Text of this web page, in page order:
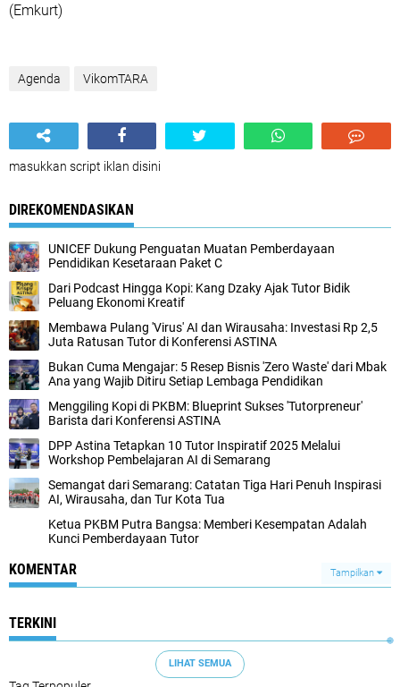
(Emkurt)
Agenda VikomTARA
masukkan script iklan disini
DIREKOMENDASIKAN
UNICEF Dukung Penguatan Muatan Pemberdayaan
Pendidikan Kesetaraan Paket C
Dari Podcast Hingga Kopi: Kang Dzaky Ajak Tutor Bidik
Peluang Ekonomi Kreatif
Membawa Pulang 'Virus' AI dan Wirausaha: Investasi Rp 2,5
Juta Ratusan Tutor di Konferensi ASTINA
Bukan Cuma Mengajar: 5 Resep Bisnis 'Zero Waste' dari Mbak
Ana yang Wajib Ditiru Setiap Lembaga Pendidikan
Menggiling Kopi di PKBM: Blueprint Sukses 'Tutorpreneur'
Barista dari Konferensi ASTINA
DPP Astina Tetapkan 10 Tutor Inspiratif 2025 Melalui
Workshop Pembelajaran AI di Semarang
Semangat dari Semarang: Catatan Tiga Hari Penuh Inspirasi
AI, Wirausaha, dan Tur Kota Tua
Ketua PKBM Putra Bangsa: Memberi Kesempatan Adalah
Kunci Pemberdayaan Tutor
KOMENTAR Tampilkan
TERKINI
LIHAT SEMUA